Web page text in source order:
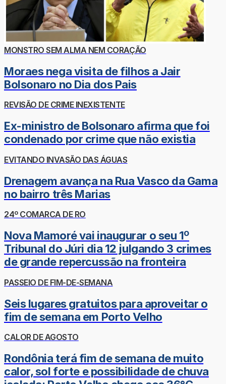
MONSTRO SEM ALMA NEM CORAÇÃO
Moraes nega visita de filhos a Jair
Bolsonaro no Dia dos Pais
REVISÃO DE CRIME INEXISTENTE
Ex-ministro de Bolsonaro afirma que foi
condenado por crime que não existia
EVITANDO INVASÃO DAS ÁGUAS
Drenagem avança na Rua Vasco da Gama
no bairro três Marias
24º COMARCA DE RO
Nova Mamoré vai inaugurar o seu 1º
Tribunal do Júri dia 12 julgando 3 crimes
de grande repercussão na fronteira
PASSEIO DE FIM-DE-SEMANA
Seis lugares gratuitos para aproveitar o
fim de semana em Porto Velho
CALOR DE AGOSTO
Rondônia terá fim de semana de muito
calor, sol forte e possibilidade de chuva